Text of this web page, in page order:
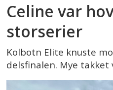
Celine var
storserier
Kolbotn Elite knuste
delsfinalen. Mye takket